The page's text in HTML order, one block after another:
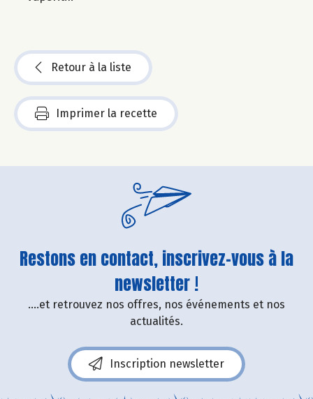
Retour à la liste
Imprimer la recette
Restons en contact, inscrivez-vous à la
newsletter !
....et retrouvez nos offres, nos événements et nos
actualités.
Inscription newsletter